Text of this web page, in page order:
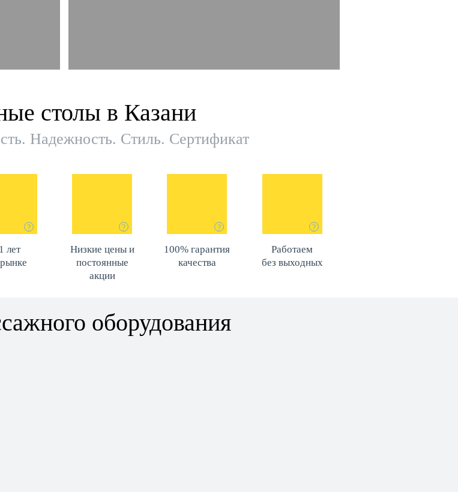
Массажные столы
столы в Казани
Надежность. Стиль. Сертификат
лет
?
Низкие цены и
постоянные
акции
?
100% гарантия
качества
?
Работаем
без выходных
?
оборудования